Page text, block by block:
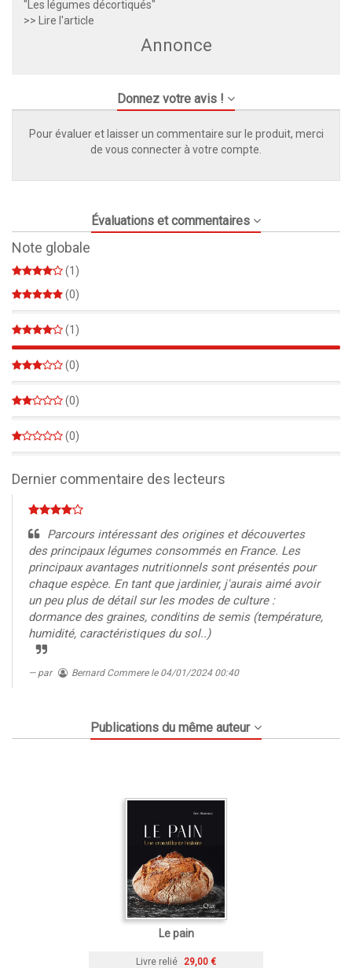
"Les légumes décortiqués"
>> Lire l'article
Annonce
Donnez votre avis !
Pour évaluer et laisser un commentaire sur le produit, merci
de vous connecter à votre compte.
Évaluations et commentaires
Note globale
(1)
(0)
(1)
100%
(0)
(0)
(0)
Dernier commentaire des lecteurs
Parcours intéressant des origines et découvertes
des principaux légumes consommés en France. Les
principaux avantages nutritionnels sont présentés pour
chaque espèce. En tant que jardinier, j'aurais aimé avoir
un peu plus de détail sur les modes de culture :
dormance des graines, conditins de semis (température,
humidité, caractéristiques du sol..)
par Bernard Commere le 04/01/2024 00:40
Publications du même auteur
Le pain
Livre relié 29,00 €